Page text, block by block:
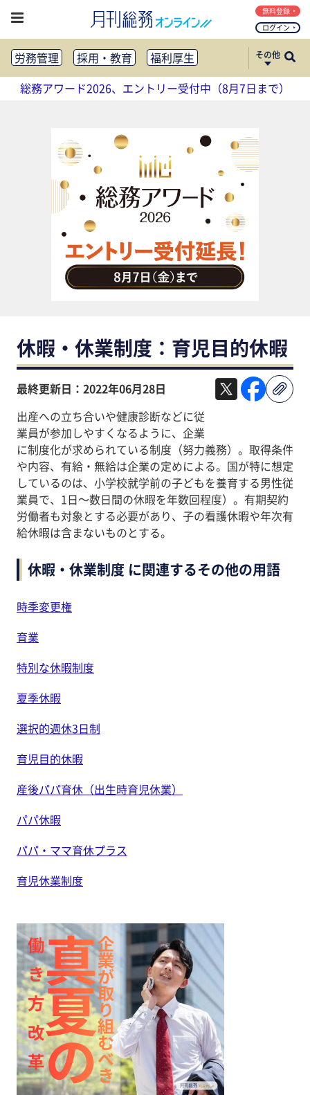
ログイン
無料登録
労務管理 採用・教育
福利厚生
健康経営
働き方改革
法務・コンプライアンス
社外・社内広報
社外・社内コミュニケーション活性化
FM・オフィス移転
CSR・SDGs
テクノロジー活用・DX
助成金・補助金・コスト削減
アウトソーシング・BPO
調査・レポート
その他
総務アワード2026、エントリー受付中（8月7日まで）
休暇・休業制度：育児目的休暇
最終更新日：2022年06月28日
出産への立ち合いや健康診断などに従
業員が参加しやすくなるように、企業
に制度化が求められている制度（努力義務）。取得条件
や内容、有給・無給は企業の定めによる。国が特に想定
しているのは、小学校就学前の子どもを養育する男性従
業員で、1日～数日間の休暇を年数回程度）。有期契約
労働者も対象とする必要があり、子の看護休暇や年次有
給休暇は含まないものとする。
休暇・休業制度 に関連するその他の用語
時季変更権
育業
特別な休暇制度
夏季休暇
選択的週休3日制
育児目的休暇
産後パパ育休（出生時育児休業）
パパ休暇
パパ・ママ育休プラス
育児休業制度